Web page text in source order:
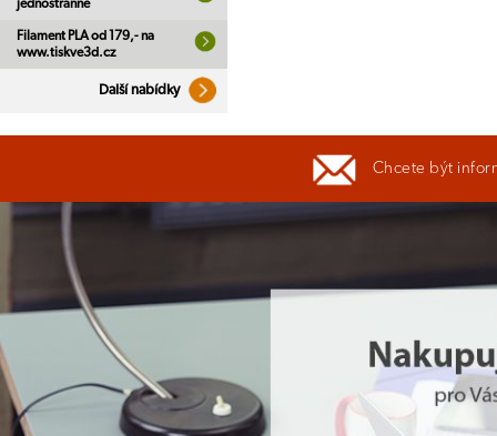
jednostranné
Filament PLA od 179,- na
www.tiskve3d.cz
Další nabídky
Chcete být